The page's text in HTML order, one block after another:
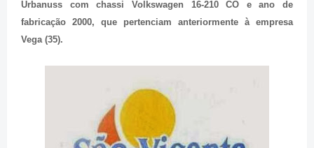
Urbanuss com chassi Volkswagen 16-210 CO e ano de
fabricação 2000, que pertenciam anteriormente à empresa
Vega (35).